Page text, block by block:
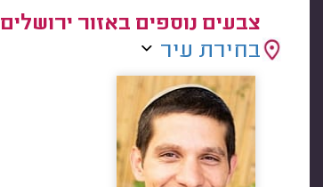
צבעים נוספים באזור ירושלים
בחירת עיר